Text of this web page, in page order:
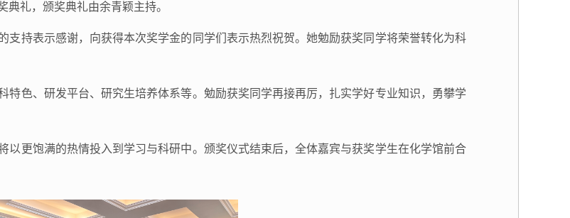
礼，颁奖典礼由余青颖主持。
支持表示感谢，向获得本次奖学金的同学们表示热烈祝贺。她勉励获奖同学将荣誉转化为科
特色、研发平台、研究生培养体系等。勉励获奖同学再接再厉，扎实学好专业知识，勇攀学
以更饱满的热情投入到学习与科研中。颁奖仪式结束后，全体嘉宾与获奖学生在化学馆前合